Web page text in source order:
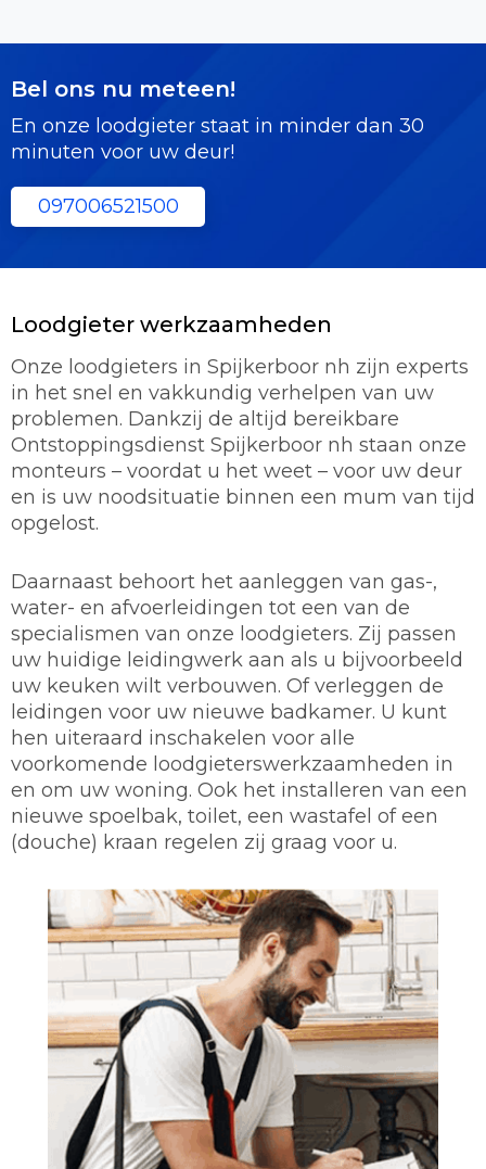
Bel ons nu meteen!
En onze loodgieter staat in minder dan 30
minuten voor uw deur!
097006521500
Loodgieter werkzaamheden
Onze loodgieters in Spijkerboor nh zijn experts
in het snel en vakkundig verhelpen van uw
problemen. Dankzij de altijd bereikbare
Ontstoppingsdienst Spijkerboor nh staan onze
monteurs – voordat u het weet – voor uw deur
en is uw noodsituatie binnen een mum van tijd
opgelost.
Daarnaast behoort het aanleggen van gas-,
water- en afvoerleidingen tot een van de
specialismen van onze loodgieters. Zij passen
uw huidige leidingwerk aan als u bijvoorbeeld
uw keuken wilt verbouwen. Of verleggen de
leidingen voor uw nieuwe badkamer. U kunt
hen uiteraard inschakelen voor alle
voorkomende loodgieterswerkzaamheden in
en om uw woning. Ook het installeren van een
nieuwe spoelbak, toilet, een wastafel of een
(douche) kraan regelen zij graag voor u.